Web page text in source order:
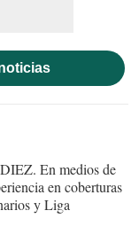
En medios de
en coberturas
y Liga